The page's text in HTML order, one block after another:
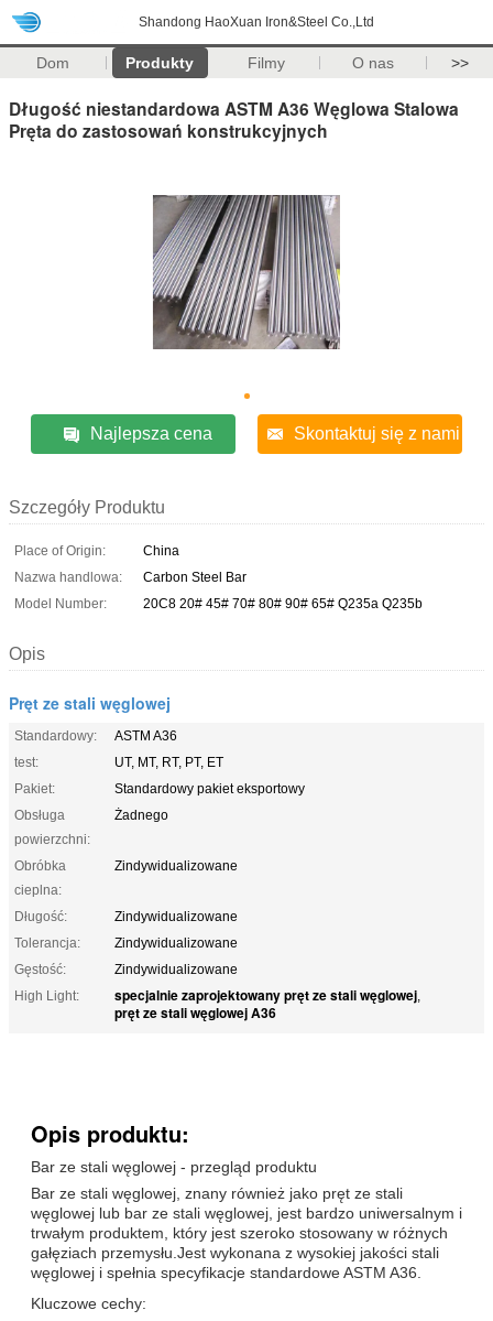
Shandong HaoXuan Iron&Steel Co.,Ltd
Dom Produkty Filmy O nas >>
Długość niestandardowa ASTM A36 Węglowa Stalowa
Pręta do zastosowań konstrukcyjnych
Najlepsza cena Skontaktuj się z nami
Szczegóły Produktu
Place of Origin:
China
Nazwa handlowa:
Carbon Steel Bar
Model Number:
20C8 20# 45# 70# 80# 90# 65# Q235a Q235b
Opis
Pręt ze stali węglowej
Standardowy:
ASTM A36
test:
UT, MT, RT, PT, ET
Pakiet:
Standardowy pakiet eksportowy
Obsługa
powierzchni:
Żadnego
Obróbka
cieplna:
Zindywidualizowane
Długość:
Zindywidualizowane
Tolerancja:
Zindywidualizowane
Gęstość:
Zindywidualizowane
High Light:
specjalnie zaprojektowany pręt ze stali węglowej,
pręt ze stali węglowej A36
Opis produktu:
Bar ze stali węglowej - przegląd produktu
Bar ze stali węglowej, znany również jako pręt ze stali
węglowej lub bar ze stali węglowej, jest bardzo uniwersalnym i
trwałym produktem, który jest szeroko stosowany w różnych
gałęziach przemysłu.Jest wykonana z wysokiej jakości stali
węglowej i spełnia specyfikacje standardowe ASTM A36.
Kluczowe cechy: